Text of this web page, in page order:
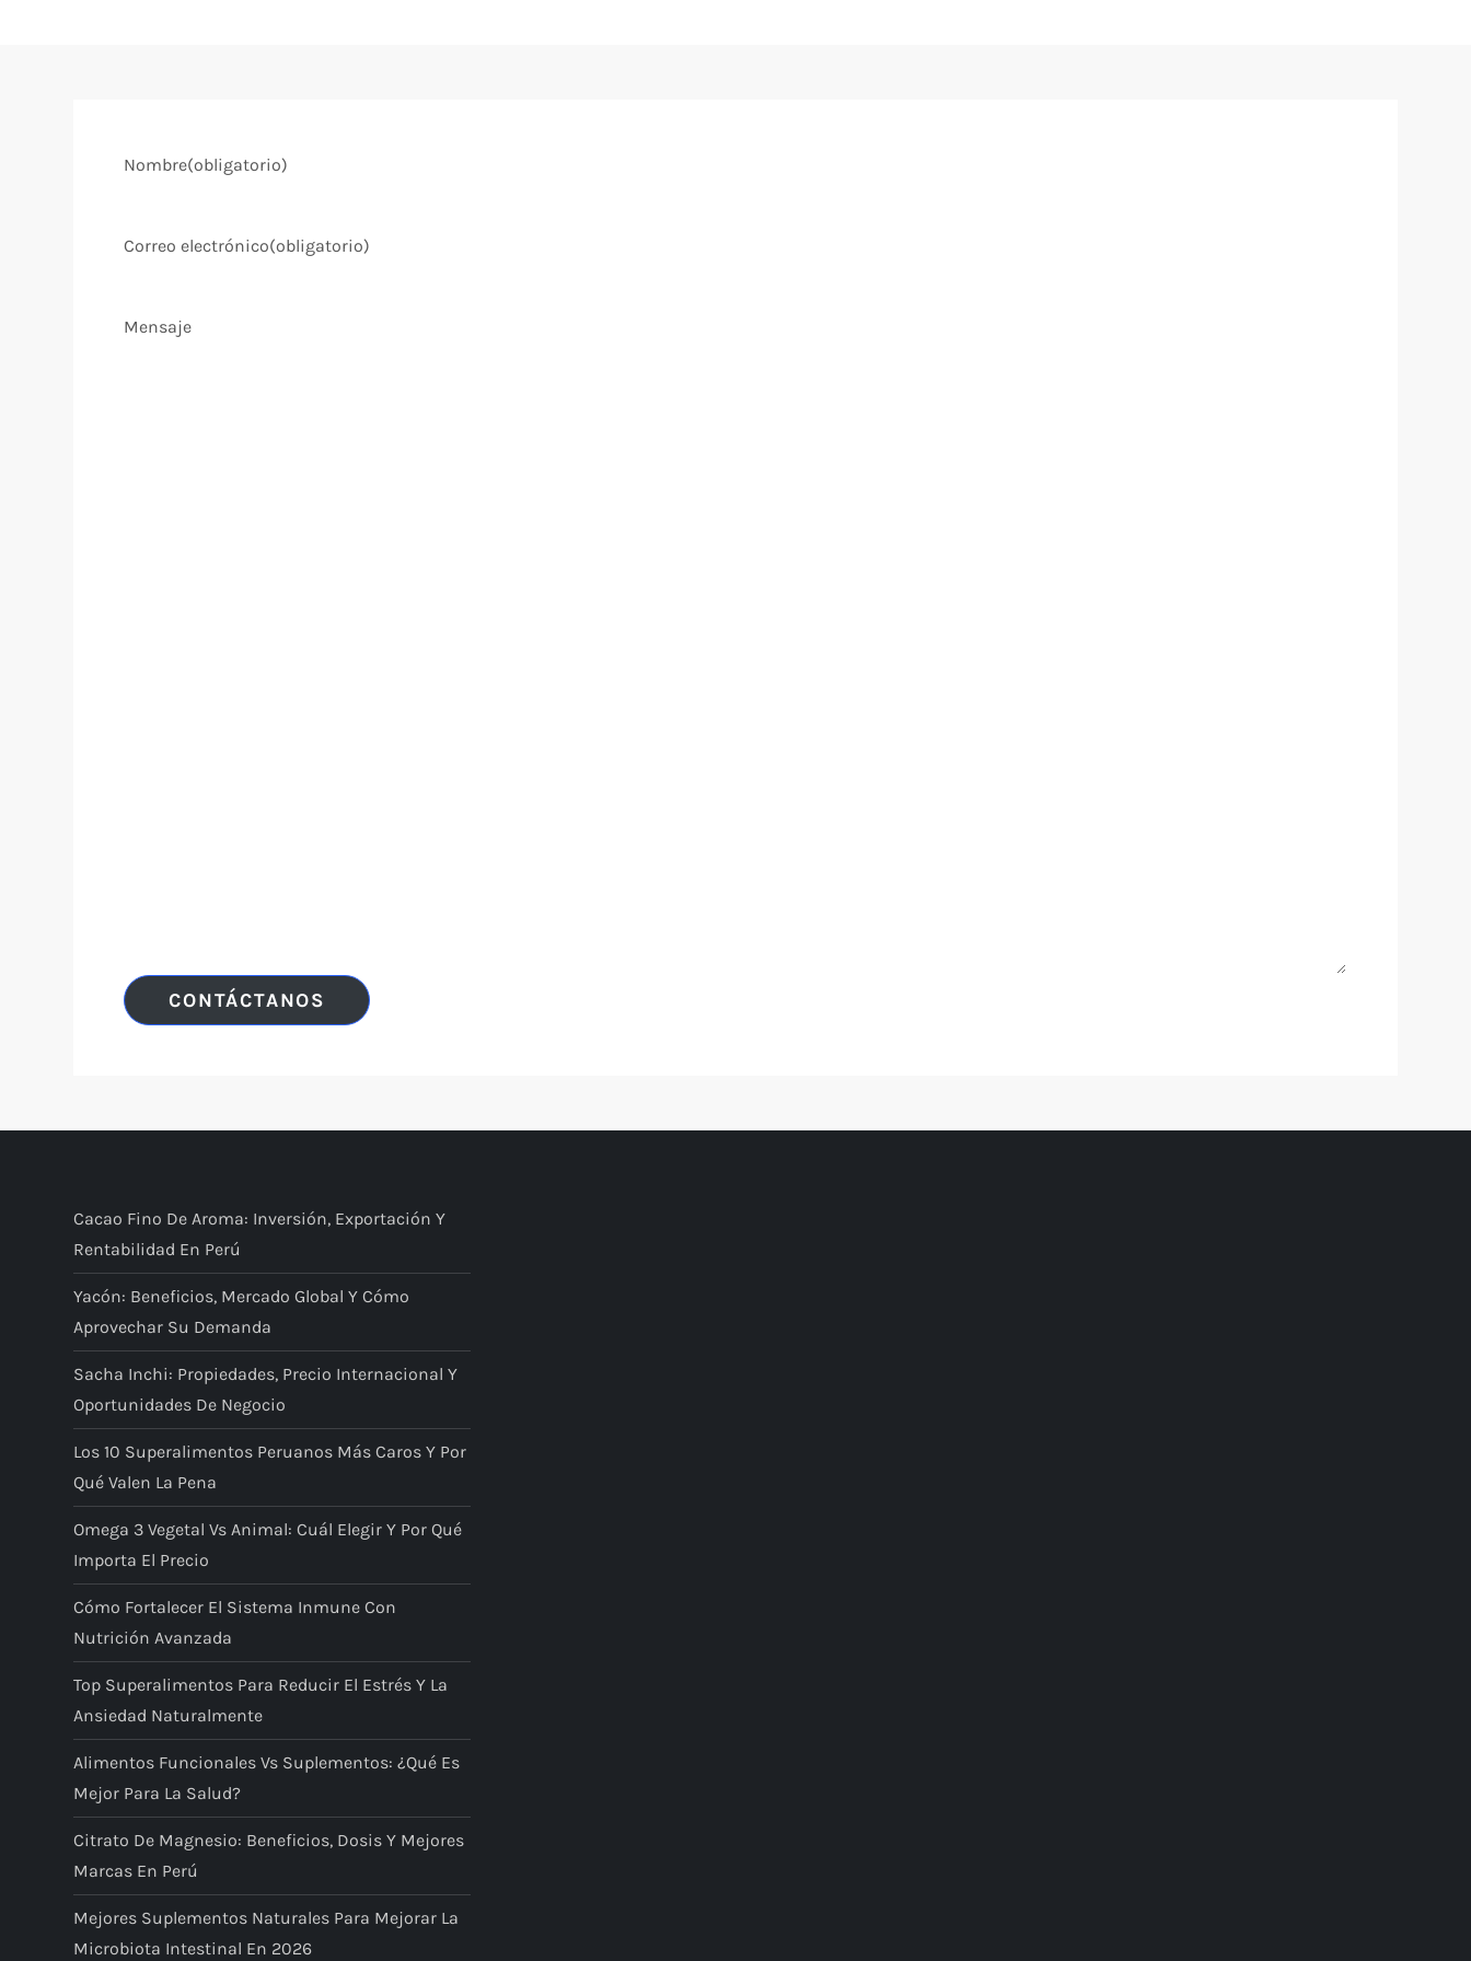
Nombre(obligatorio)
Correo electrónico(obligatorio)
Mensaje
CONTÁCTANOS
Cacao Fino De Aroma: Inversión, Exportación Y
Rentabilidad En Perú
Yacón: Beneficios, Mercado Global Y Cómo
Aprovechar Su Demanda
Sacha Inchi: Propiedades, Precio Internacional Y
Oportunidades De Negocio
Los 10 Superalimentos Peruanos Más Caros Y Por
Qué Valen La Pena
Omega 3 Vegetal Vs Animal: Cuál Elegir Y Por Qué
Importa El Precio
Cómo Fortalecer El Sistema Inmune Con
Nutrición Avanzada
Top Superalimentos Para Reducir El Estrés Y La
Ansiedad Naturalmente
Alimentos Funcionales Vs Suplementos: ¿qué Es
Mejor Para La Salud?
Citrato De Magnesio: Beneficios, Dosis Y Mejores
Marcas En Perú
Mejores Suplementos Naturales Para Mejorar La
Microbiota Intestinal En 2026